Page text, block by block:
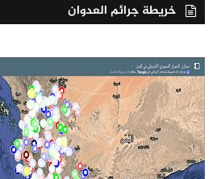
خريطة جرائم العدوان